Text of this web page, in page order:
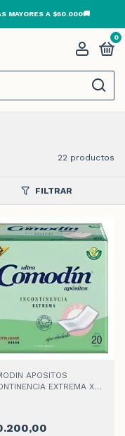
0
22 productos
FILTRAR
APOSITOS
EXTREMA XG